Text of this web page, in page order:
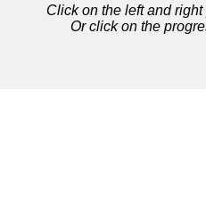
Click on the left and
Or click on the